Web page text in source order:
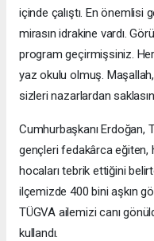
içinde çalıştı. En önemlisi
mirasın idrakine vardı.
program geçirmişsiniz. Her
yaz okulu olmuş.
sizleri nazarlardan
Cumhurbaşkanı Erdoğan,
gençleri fedakârca eğiten,
hocaları tebrik ettiğini
ilçemizde 400 bini aşkın
TÜGVA ailemizi canı
kullandı.